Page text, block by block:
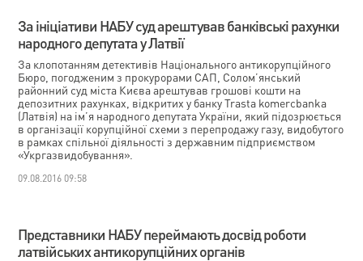
За ініціативи НАБУ суд арештував банківські рахунки
народного депутата у Латвії
За клопотанням детективів Національного антикорупційного
Бюро, погодженим з прокурорами САП, Солом’янський
районний суд міста Києва арештував грошові кошти на
депозитних рахунках, відкритих у банку Trasta komercbanka
(Латвія) на ім’я народного депутата України, який підозрюється
в організації корупційної схеми з перепродажу газу, видобутого
в рамках спільної діяльності з державним підприємством
«Укргазвидобування».
09.08.2016 09:58
Представники НАБУ переймають досвід роботи
латвійських антикорупційних органів